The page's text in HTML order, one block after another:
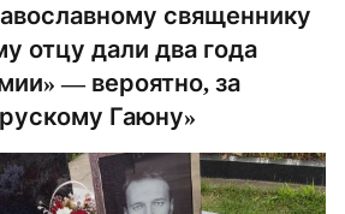
священнику
отцу дали два года
— вероятно, за
Гаюну»